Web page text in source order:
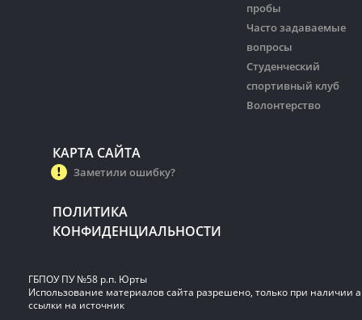
пробы
Часто задаваемые
вопросы
Студенческий
спортивный клуб
Волонтерство
КАРТА САЙТА
Заметили ошибку?
ПОЛИТИКА
КОНФИДЕНЦИАЛЬНОСТИ
ГБПОУ ПУ №58 р.п. Юрты
Использование материалов сайта разрешено, только при наличии
ссылки на источник